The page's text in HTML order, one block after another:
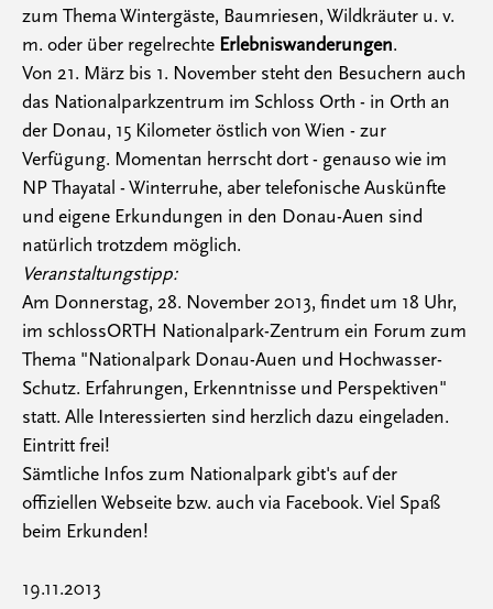
zum Thema Wintergäste, Baumriesen, Wildkräuter u. v.
m. oder über regelrechte Erlebniswanderungen.
Von 21. März bis 1. November steht den Besuchern auch
das Nationalparkzentrum im Schloss Orth - in Orth an
der Donau, 15 Kilometer östlich von Wien - zur
Verfügung. Momentan herrscht dort - genauso wie im
NP Thayatal - Winterruhe, aber telefonische Auskünfte
und eigene Erkundungen in den Donau-Auen sind
natürlich trotzdem möglich.
Veranstaltungstipp:
Am Donnerstag, 28. November 2013, findet um 18 Uhr,
im schlossORTH Nationalpark-Zentrum ein Forum zum
Thema "Nationalpark Donau-Auen und Hochwasser-
Schutz. Erfahrungen, Erkenntnisse und Perspektiven"
statt. Alle Interessierten sind herzlich dazu eingeladen.
Eintritt frei!
Sämtliche Infos zum Nationalpark gibt's auf der
offiziellen Webseite bzw. auch via Facebook. Viel Spaß
beim Erkunden!
19.11.2013